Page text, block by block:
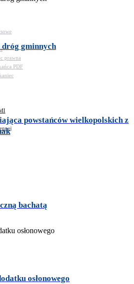
prawna
PDF
gminnych
powstańców wielkopolskich z
bachatą
osłonowego